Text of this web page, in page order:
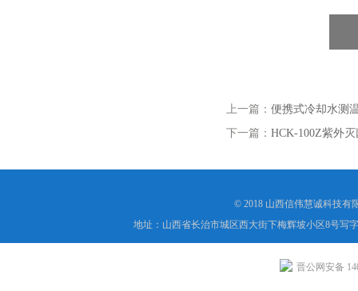
上一篇： 便携式冷却水测
下一篇： HCK-100Z紫外
© 2018 山西信伟慧诚科技有
地址：山西省长治市城区西大街下梅辉坡小区8号写
晋公网安备